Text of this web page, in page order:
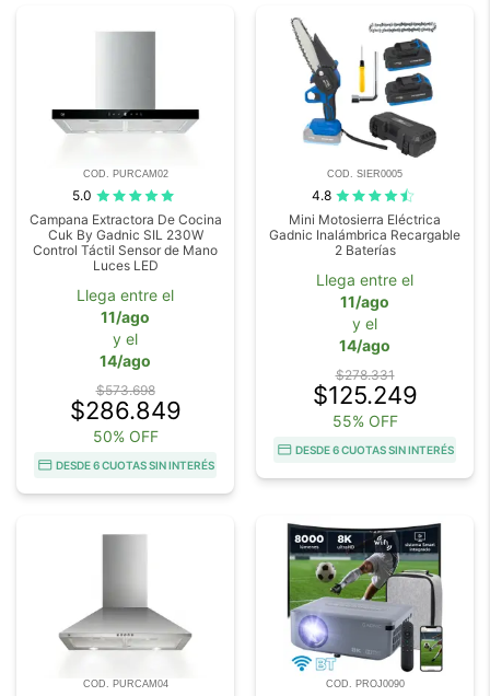
COD. PURCAM02
5.0
Campana Extractora De Cocina
Cuk By Gadnic SIL 230W
Control Táctil Sensor de Mano
Luces LED
Llega entre el
11/ago
y el
14/ago
$573.698
$286.849
50% OFF
DESDE 6 CUOTAS SIN INTERÉS
COD. SIER0005
4.8
Mini Motosierra Eléctrica
Gadnic Inalámbrica Recargable
2 Baterías
Llega entre el
11/ago
y el
14/ago
$278.331
$125.249
55% OFF
DESDE 6 CUOTAS SIN INTERÉS
COD. PURCAM04 COD. PROJ0090